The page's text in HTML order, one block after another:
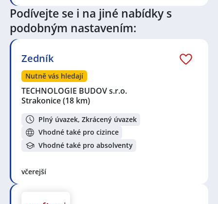
telekomunikací
výroby,Obsluha strojů, Finanční specialista /
specialistka , Specialista / specialistka kvality
inženýrka kvality , Technik / technička automatizace
Celá ČR,Blatná Mirotice,
Březnice, okres Příbram
okres Plzeň-jih,Písek,
Podívejte se i na jiné nabídky s
podobným nastavením:
Zedník
Nutně vás hledají
TECHNOLOGIE BUDOV s.r.o.
Strakonice(18 km)
Plný úvazek, Zkrácený úvazek
Vhodné také pro cizince
Vhodné také pro absolventy
včerejší